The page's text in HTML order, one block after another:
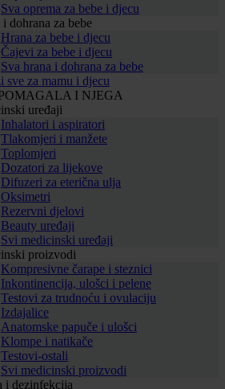
Sva oprema za bebe i djecu
i dohrana za bebe
Hrana za bebe i djecu
Čajevi za bebe i djecu
Sva hrana i dohrana za bebe
sve za mamu i djecu
I NJEGA
uređaji
Inhalatori i aspiratori
Tlakomjeri i manžete
Toplomjeri
Dozatori za lijekove
Difuzeri za eterična ulja
Oksimetri
Rezervni djelovi
Beauty uređaji
Svi medicinski uređaji
proizvodi
Kompresivne čarape i steznici
Inkontinencija, ulošci i pelene
Testovi za trudnoću i ovulaciju
Izdajalice
Anatomske papuče i ulošci
Klompe i natikače
Testovi-ostali
Svi medicinski proizvodi
i dezinfekcija